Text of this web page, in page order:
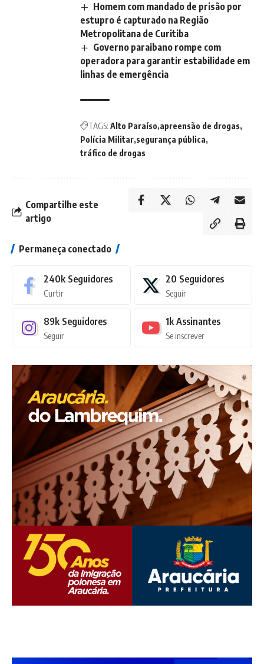
Homem com mandado de prisão por
estupro é capturado na Região
Metropolitana de Curitiba
Governo paraibano rompe com
operadora para garantir estabilidade em
linhas de emergência
TAGS: Alto Paraíso apreensão de drogas
Polícia Militar segurança pública
tráfico de drogas
Compartilhe este
artigo
Permaneça conectado
240k Seguidores
Curtir
20 Seguidores
Seguir
89k Seguidores
Seguir
1k Assinantes
Se inscrever